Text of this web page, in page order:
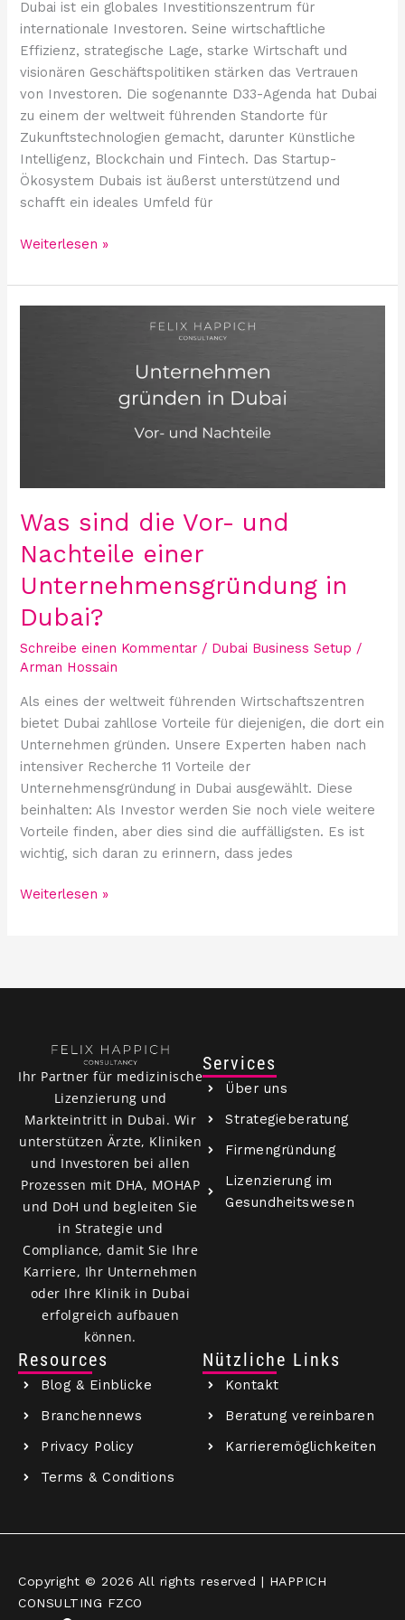
Dubai ist ein globales Investitionszentrum für
internationale Investoren. Seine wirtschaftliche
Effizienz, strategische Lage, starke Wirtschaft und
visionären Geschäftspolitiken stärken das Vertrauen
von Investoren. Die sogenannte D33-Agenda hat Dubai
zu einem der weltweit führenden Standorte für
Zukunftstechnologien gemacht, darunter Künstliche
Intelligenz, Blockchain und Fintech. Das Startup-
Ökosystem Dubais ist äußerst unterstützend und
schafft ein ideales Umfeld für
Weiterlesen »
Was sind die Vor- und
Nachteile einer
Unternehmensgründung in
Dubai?
Schreibe einen Kommentar / Dubai Business Setup /
Arman Hossain
Als eines der weltweit führenden Wirtschaftszentren
bietet Dubai zahllose Vorteile für diejenigen, die dort ein
Unternehmen gründen. Unsere Experten haben nach
intensiver Recherche 11 Vorteile der
Unternehmensgründung in Dubai ausgewählt. Diese
beinhalten: Als Investor werden Sie noch viele weitere
Vorteile finden, aber dies sind die auffälligsten. Es ist
wichtig, sich daran zu erinnern, dass jedes
in
Dubai?
Weiterlesen »
Ihr Partner für medizinische
Lizenzierung und
Markteintritt in Dubai. Wir
unterstützen Ärzte, Kliniken
und Investoren bei allen
Prozessen mit DHA, MOHAP
und DoH und begleiten Sie
in Strategie und
Compliance, damit Sie Ihre
Karriere, Ihr Unternehmen
oder Ihre Klinik in Dubai
erfolgreich aufbauen
können.
Services
Über uns
Strategieberatung
Firmengründung
Lizenzierung im
Gesundheitswesen
Resources
Blog & Einblicke
Branchennews
Privacy Policy
Terms & Conditions
Nützliche Links
Kontakt
Beratung vereinbaren
Karrieremöglichkeiten
Copyright © 2026 All rights reserved | HAPPICH
CONSULTING FZCO